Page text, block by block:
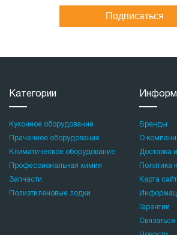
Подписаться
Категории
Кухонное оборудование
Прачечное оборудование
Климатическое оборудование
Профессиональная химия
Запчасти
Полиэтиленовые лодки
Бренды
О
Доставка
Политика
Карта
Гарантии